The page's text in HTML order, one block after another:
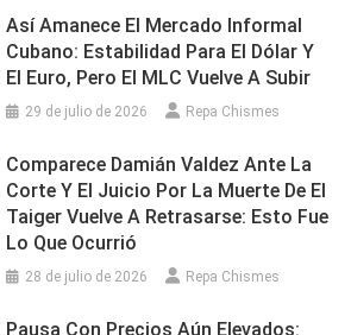
Así Amanece El Mercado Informal
Cubano: Estabilidad Para El Dólar Y
El Euro, Pero El MLC Vuelve A Subir
29 de julio de 2026 Repa Chismes
Comparece Damián Valdez Ante La
Corte Y El Juicio Por La Muerte De El
Taiger Vuelve A Retrasarse: Esto Fue
Lo Que Ocurrió
28 de julio de 2026 Repa Chismes
Pausa Con Precios Aún Elevados: